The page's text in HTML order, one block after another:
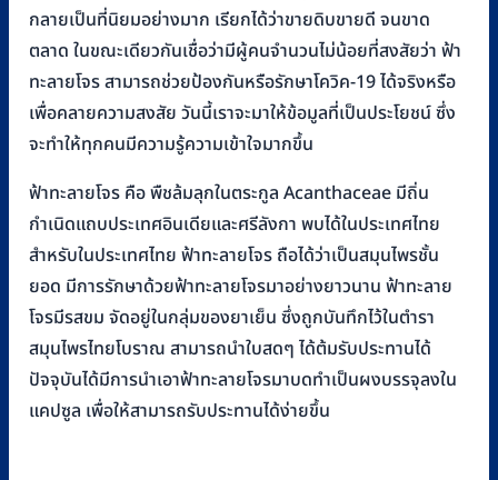
กลายเป็นที่นิยมอย่างมาก เรียกได้ว่าขายดิบขายดี จนขาด
ตลาด ในขณะเดียวกันเชื่อว่ามีผู้คนจำนวนไม่น้อยที่สงสัยว่า ฟ้า
ทะลายโจร สามารถช่วยป้องกันหรือรักษาโควิค-19 ได้จริงหรือ
เพื่อคลายความสงสัย วันนี้เราจะมาให้ข้อมูลที่เป็นประโยชน์ ซึ่ง
จะทำให้ทุกคนมีความรู้ความเข้าใจมากขึ้น
ฟ้าทะลายโจร คือ พืชล้มลุกในตระกูล Acanthaceae มีถิ่น
กำเนิดแถบประเทศอินเดียและศรีลังกา พบได้ในประเทศไทย
สำหรับในประเทศไทย ฟ้าทะลายโจร ถือได้ว่าเป็นสมุนไพรชั้น
ยอด มีการรักษาด้วยฟ้าทะลายโจรมาอย่างยาวนาน ฟ้าทะลาย
โจรมีรสขม จัดอยู่ในกลุ่มของยาเย็น ซึ่งถูกบันทึกไว้ในตำรา
สมุนไพรไทยโบราณ สามารถนำใบสดๆ ได้ต้มรับประทานได้
ปัจจุบันได้มีการนำเอาฟ้าทะลายโจรมาบดทำเป็นผงบรรจุลงใน
แคปซูล เพื่อให้สามารถรับประทานได้ง่ายขึ้น